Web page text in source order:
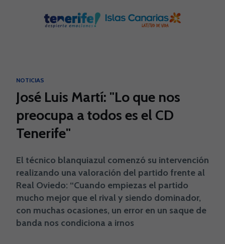
NOTICIAS
José Luis Martí: "Lo que nos
preocupa a todos es el CD
Tenerife"
El técnico blanquiazul comenzó su intervención
realizando una valoración del partido frente al
Real Oviedo: “Cuando empiezas el partido
mucho mejor que el rival y siendo dominador,
con muchas ocasiones, un error en un saque de
banda nos condiciona a irnos